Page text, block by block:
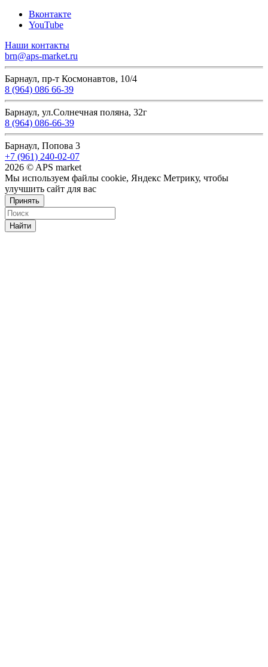
Вконтакте
YouTube
Наши контакты
brn@aps-market.ru
Барнаул, пр-т Космонавтов, 10/4
8 (964) 086 66-39
Барнаул, ул.Солнечная поляна, 32г
8 (964) 086-66-39
Барнаул, Попова 3
+7 (961) 240-02-07
2026 © APS market
Мы используем файлы cookie, Яндекс Метрику, чтобы
улучшить сайт для вас
Принять
Найти